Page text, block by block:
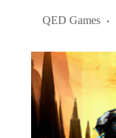
QED Games